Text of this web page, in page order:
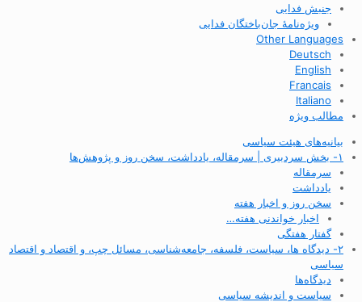
جنبش فدایی
ویژه‌نامهٔ جان‌باختگان فدایی
Other Languages
Deutsch
English
Francais
Italiano
مطالب ویژه
بیانیه‌های هیئت سیاسی
۱- بخش سردبیری | سرمقاله، یادداشت، سخن روز و پژوهش‌ها
سرمقاله
یادداشت
سخن روز و اخبار هفته
اخبار خواندنی هفته…
گفتار هفتگی
۲- دیدگاه ها، سیاست، فلسفه، جامعه‌شناسی، مسائل چپ، و اقتصاد و اقتصاد
سیاسی
دیدگاه‌ها
سیاست و اندیشه سیاسی